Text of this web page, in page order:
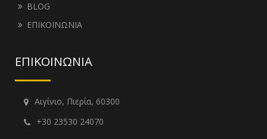
BLOG
ΕΠΙΚΟΙΝΩΝΙΑ
ΕΠΙΚΟΙΝΩΝΙΑ
Αιγίνιο, Πιερία, 60300
+30 23530 24070